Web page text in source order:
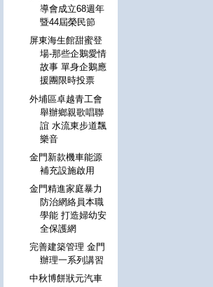
導會成立68週年
暨44屆榮民節
屏東海生館甜蜜登
場-那些企鵝愛情
故事 單身企鵝應
援團限時投票
外埔區卓越青工會
舉辦鄉親歌唱聯
誼 水流東步道飄
樂音
金門新款機車能源
補充設施啟用
金門精進家庭暴力
防治網絡員本職
學能 打造婦幼安
全保護網
完善建築管理 金門
辦理一系列講習
中秋博餅狀元汽車